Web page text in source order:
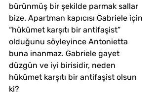
bürünmüş bir şekilde parmak sallar
bize. Apartman kapıcısı Gabriele için
“hükümet karşıtı bir antifaşist”
olduğunu söyleyince Antonietta
buna inanmaz. Gabriele gayet
düzgün ve iyi birisidir, neden
hükümet karşıtı bir antifaşist olsun
ki?